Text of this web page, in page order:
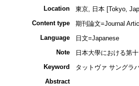
Location
東京, 日本 [Tokyo,
Content type
期刊論文=Journal
Language
日文=Japanese
Note
日本大學における第
Keyword
タットヴァ サングラ
Abstract